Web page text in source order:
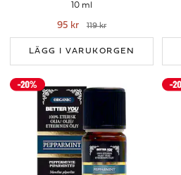
10 ml
95 kr 119 kr
LÄGG I VARUKORGEN